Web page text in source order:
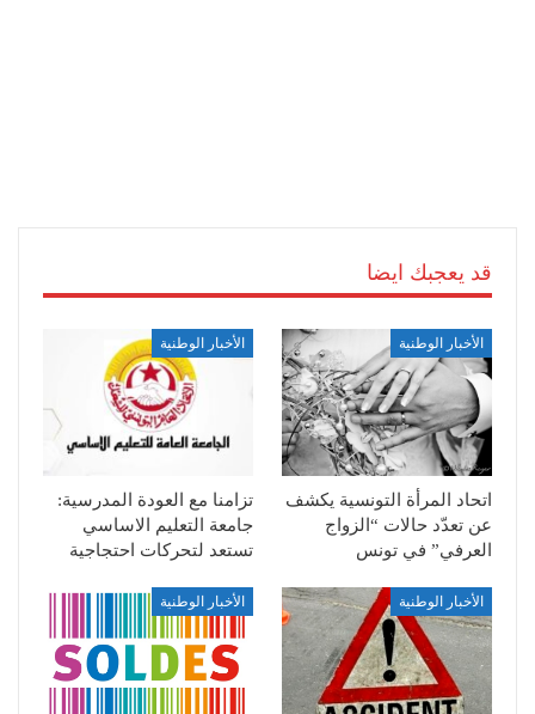
قد يعجبك ايضا
الأخبار الوطنية
اتحاد المرأة التونسية يكشف
عن تعدّد حالات “الزواج
العرفي” في تونس
الأخبار الوطنية
تزامنا مع العودة المدرسية:
جامعة التعليم الاساسي
تستعد لتحركات احتجاجية
الأخبار الوطنية الأخبار الوطنية